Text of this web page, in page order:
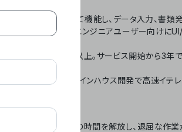
データベースとして機能し、データ入力、書類発
の業務を自動化。非エンジニアユーザー向けに
直近成長率300%以上。サービス開始から3年
トフォームで完結。インハウス開発で高速イテ
クノロジーで人々の時間を解放し、退屈な作業